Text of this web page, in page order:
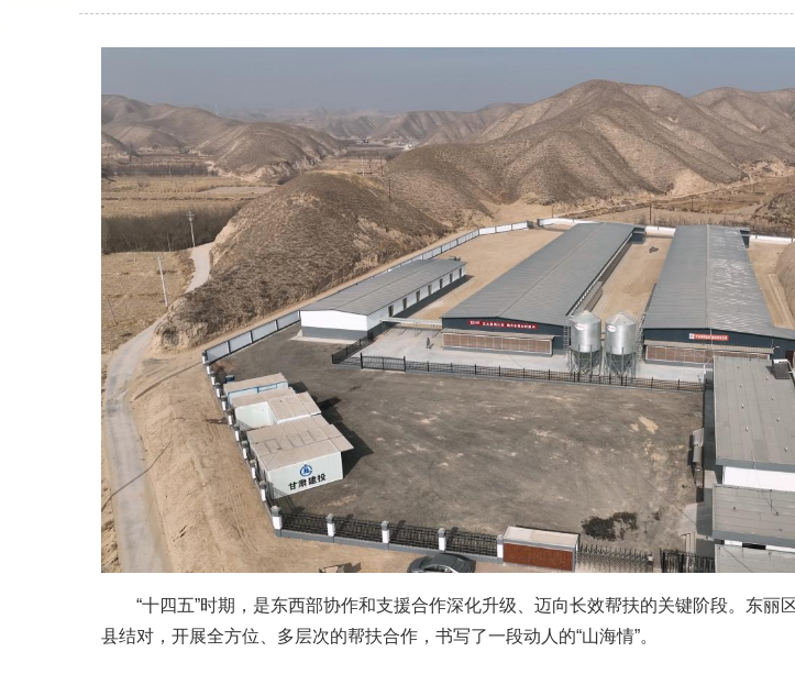
“十四五”时期，是东西部协作和支援合作深化升级、迈向长效帮扶的关键阶段。东丽
县结对，开展全方位、多层次的帮扶合作，书写了一段动人的“山海情”。